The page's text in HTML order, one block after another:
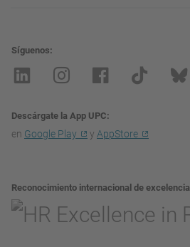
Síguenos
Descárgate la App UPC
en Google Play y AppStore
Reconocimiento internacional de excelencia